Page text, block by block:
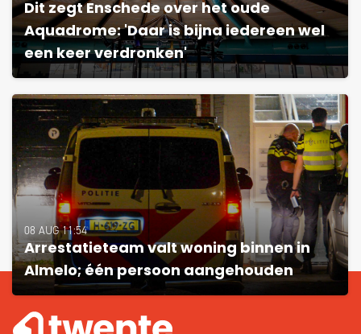
Dit zegt Enschede over het oude
Aquadrome: 'Daar is bijna iedereen wel
een keer verdronken'
08 AUG 11:54
Arrestatieteam valt woning binnen in
Almelo; één persoon aangehouden